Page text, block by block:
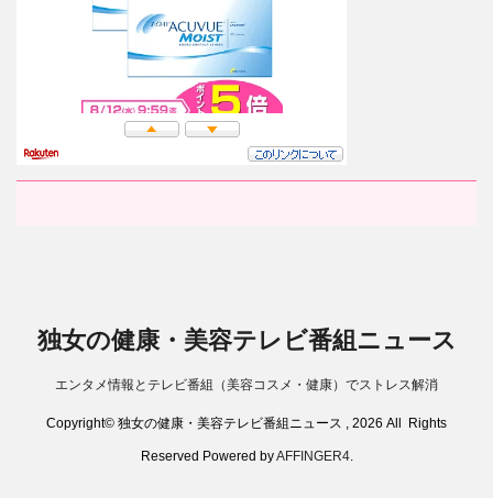
独女の健康・美容テレビ番組ニュース
エンタメ情報とテレビ番組（美容コスメ・健康）でストレス解消
Copyright© 独女の健康・美容テレビ番組ニュース , 2026 All Rights
Reserved Powered byAFFINGER4.